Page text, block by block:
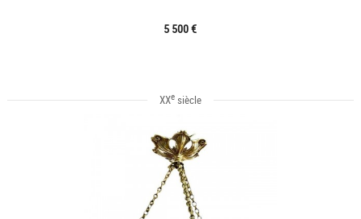
5 500 €
XXesiècle